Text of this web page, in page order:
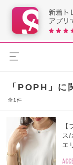
「POPH」に
全1件
ス
エ